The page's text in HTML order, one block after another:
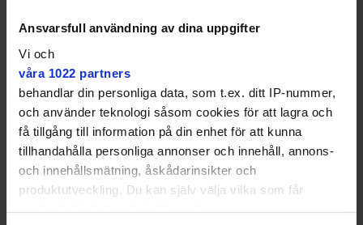
Ansvarsfull användning av dina uppgifter
Vi och
våra 1022 partners
behandlar din personliga data, som t.ex. ditt IP-nummer,
och använder teknologi såsom cookies för att lagra och
få tillgång till information på din enhet för att kunna
tillhandahålla personliga annonser och innehåll, annons-
och innehållsmätning, åskådarinsikter och
produktutveckling. Du kan själv välja vilka som får